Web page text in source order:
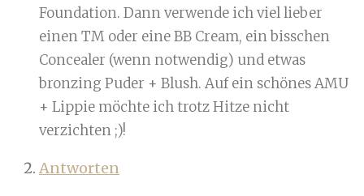
Foundation. Dann verwende ich viel lieber
einen TM oder eine BB Cream, ein bisschen
Concealer (wenn notwendig) und etwas
bronzing Puder + Blush. Auf ein schönes AMU
+ Lippie möchte ich trotz Hitze nicht
verzichten ;)!
Antworten